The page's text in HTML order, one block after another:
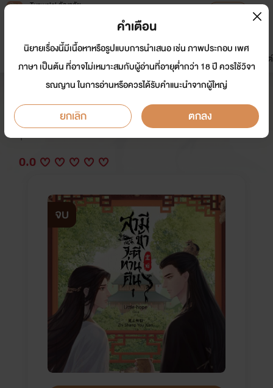
Tunwalai ธัญวลัย
หน้าแรก นิยาย อีบุ๊ก การ์ตูน
มาใหม่
ดรีมแชท ธัญลิสต์
สามี ข้าจะตีท่านคืน [สนพ.Rose]
นักเขียน: Rose
Y
0.0
จบ
คำเตือน
นิยายเรื่องนี้มีเนื้อหาหรือรูปแบบการนำเสนอ เช่น ภาพประกอบ เพศ
ภาษา เป็นต้น ที่อาจไม่เหมาะสมกับผู้อ่านที่อายุต่ำกว่า 18 ปี ควรใช้วิจา
รณญาน ในการอ่านหรือควรได้รับคำแนะนำจากผู้ใหญ่
ยกเลิก ตกลง